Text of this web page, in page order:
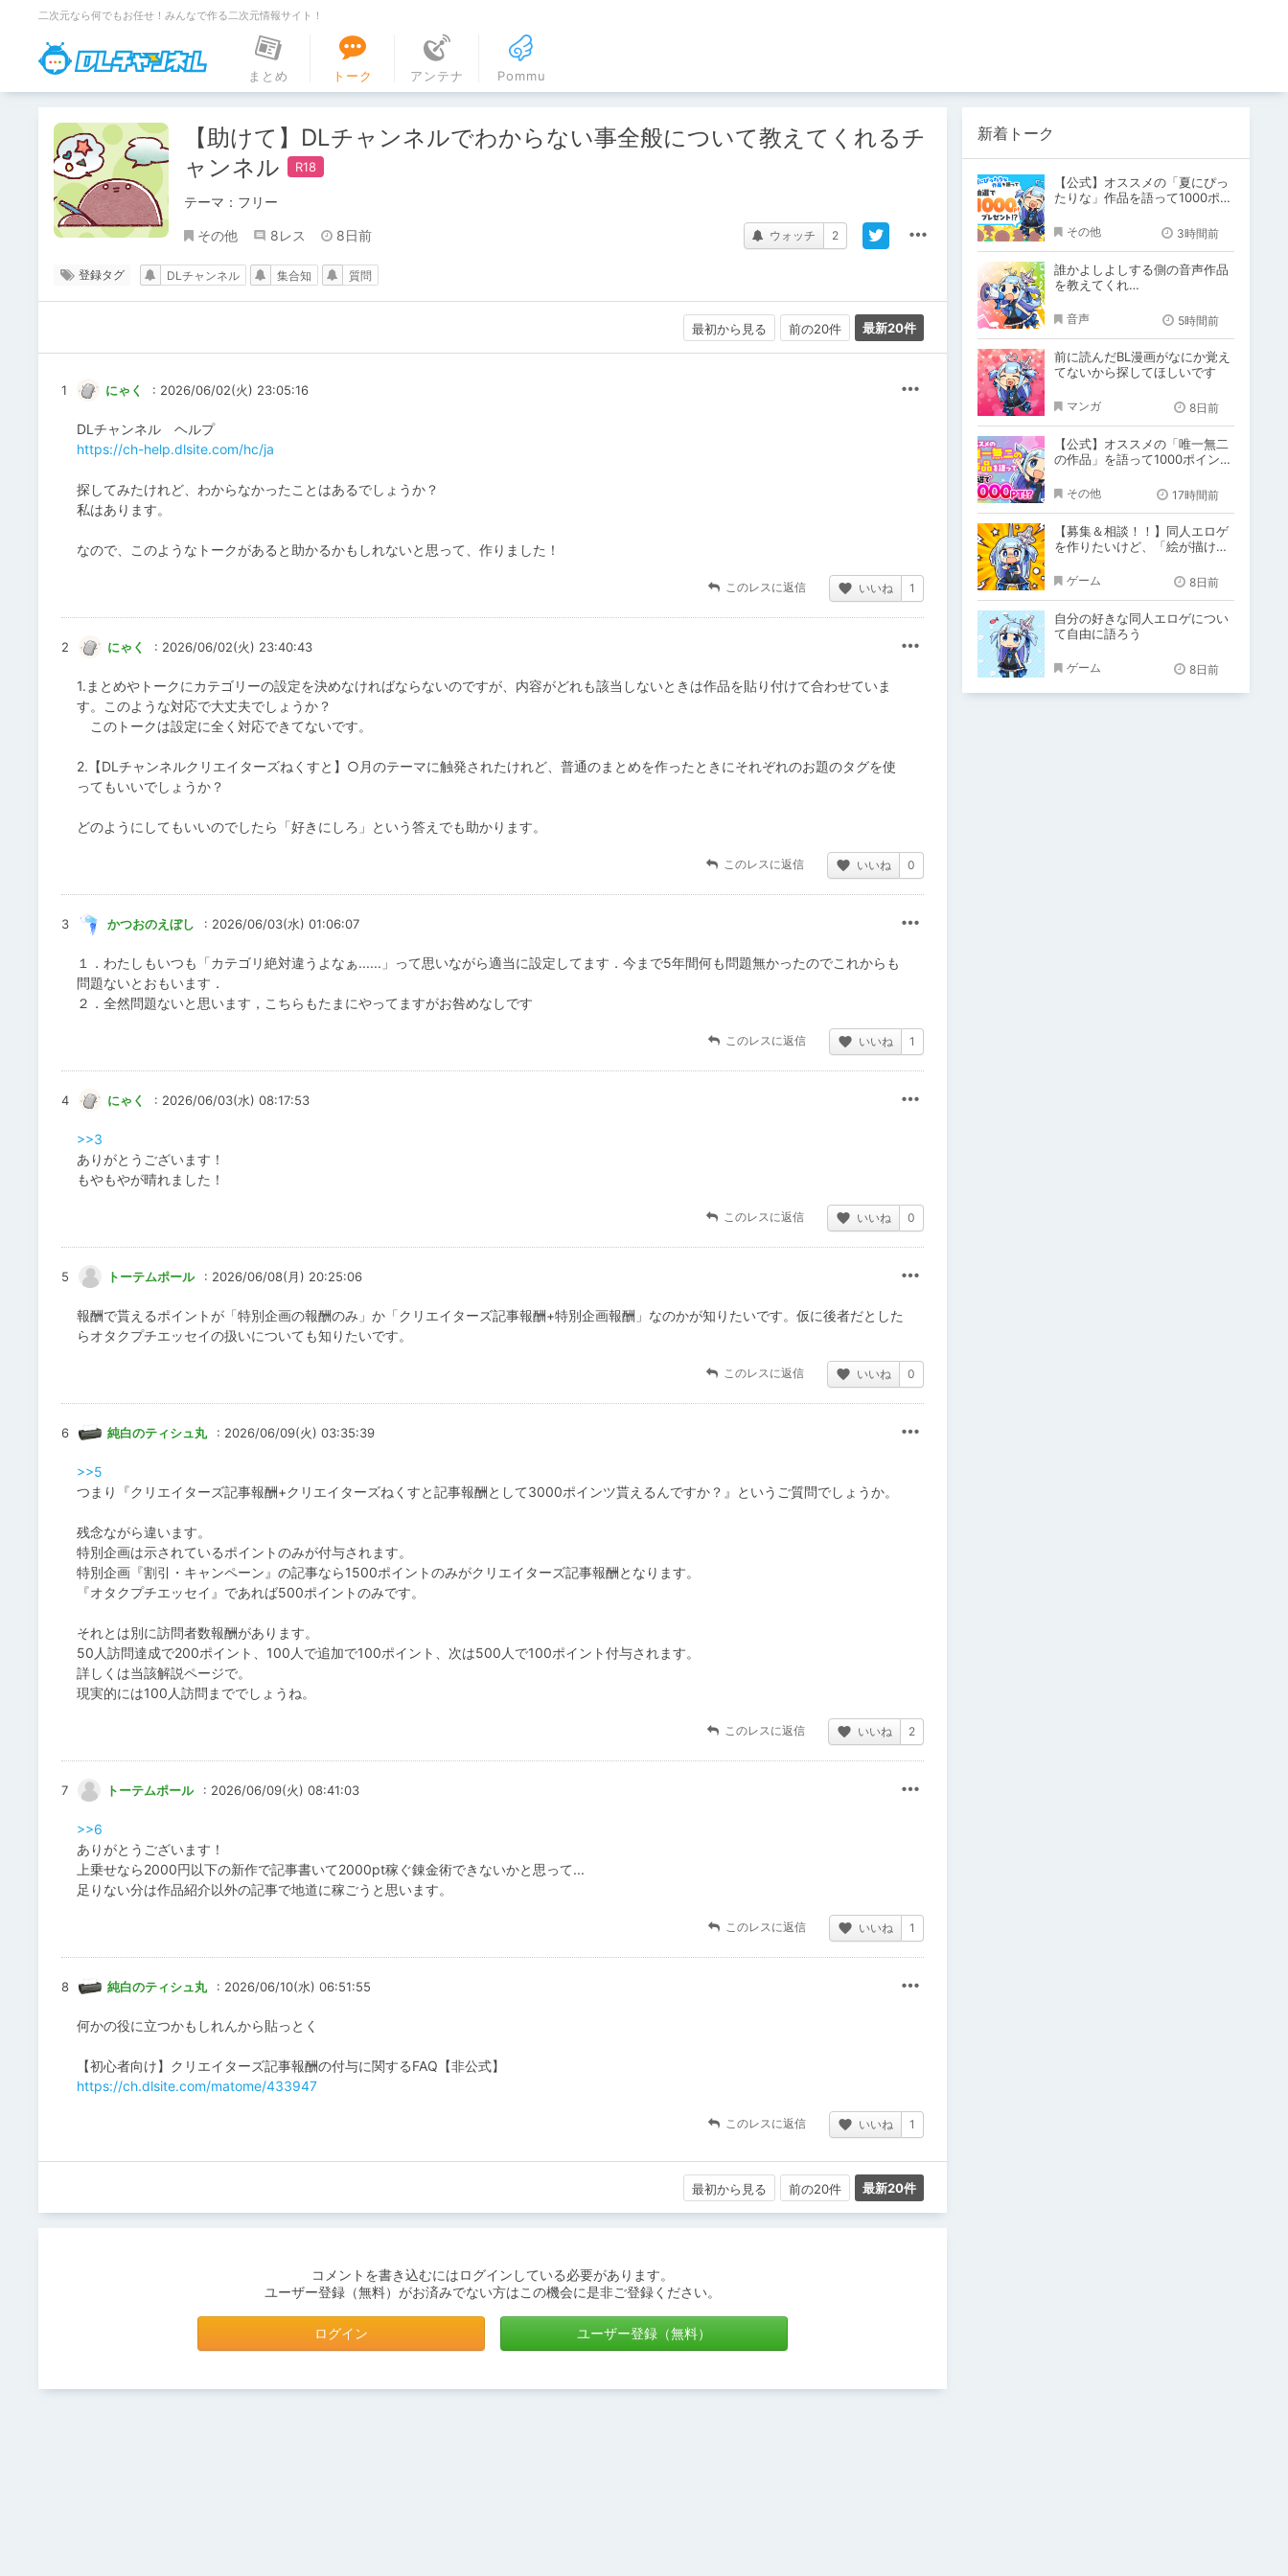
二次元なら何でもお任せ！みんなで作る二次元情報サイト！
DLチャンネル
まとめ
トーク アンテナ Pommu
【助けて】DLチャンネルでわからない事全般について教えてくれるチ
ャンネル
テーマ：フリー
その他 8レス 8日前 ウォッチ 2
登録タグ DLチャンネル 集合知 質問
最初から見る 前の20件 最新20件
1 にゃく : 2026/06/02(火) 23:05:16
DLチャンネル ヘルプ
https://ch-help.dlsite.com/hc/ja
探してみたけれど、わからなかったことはあるでしょうか？
私はあります。
なので、このようなトークがあると助かるかもしれないと思って、作りました！
このレスに返信 いいね 1
2 にゃく : 2026/06/02(火) 23:40:43
1.まとめやトークにカテゴリーの設定を決めなければならないのですが、内容がどれも該当しないときは作品を貼り付けて合わせていま
す。このような対応で大丈夫でしょうか？
このトークは設定に全く対応できてないです。
2.【DLチャンネルクリエイターズねくすと】○月のテーマに触発されたけれど、普通のまとめを作ったときにそれぞれのお題のタグを使
ってもいいでしょうか？
どのようにしてもいいのでしたら「好きにしろ」という答えでも助かります。
このレスに返信 いいね 0
3 かつおのえぼし : 2026/06/03(水) 01:06:07
１．わたしもいつも「カテゴリ絶対違うよなぁ......」って思いながら適当に設定してます．今まで5年間何も問題無かったのでこれからも
問題ないとおもいます．
２．全然問題ないと思います，こちらもたまにやってますがお咎めなしです
このレスに返信 いいね 1
4 にゃく : 2026/06/03(水) 08:17:53
>>3
ありがとうございます！
もやもやが晴れました！
このレスに返信 いいね 0
5 トーテムポール : 2026/06/08(月) 20:25:06
報酬で貰えるポイントが「特別企画の報酬のみ」か「クリエイターズ記事報酬+特別企画報酬」なのかが知りたいです。仮に後者だとした
らオタクプチエッセイの扱いについても知りたいです。
このレスに返信 いいね 0
6 純白のティシュ丸 : 2026/06/09(火) 03:35:39
>>5
つまり『クリエイターズ記事報酬+クリエイターズねくすと記事報酬として3000ポインツ貰えるんですか？』というご質問でしょうか。
残念ながら違います。
特別企画は示されているポイントのみが付与されます。
特別企画『割引・キャンペーン』の記事なら1500ポイントのみがクリエイターズ記事報酬となります。
『オタクプチエッセイ』であれば500ポイントのみです。
それとは別に訪問者数報酬があります。
50人訪問達成で200ポイント、100人で追加で100ポイント、次は500人で100ポイント付与されます。
詳しくは当該解説ページで。
現実的には100人訪問まででしょうね。
このレスに返信 いいね 2
7 トーテムポール : 2026/06/09(火) 08:41:03
>>6
ありがとうございます！
上乗せなら2000円以下の新作で記事書いて2000pt稼ぐ錬金術できないかと思って...
足りない分は作品紹介以外の記事で地道に稼ごうと思います。
このレスに返信 いいね 1
8 純白のティシュ丸 : 2026/06/10(水) 06:51:55
何かの役に立つかもしれんから貼っとく
【初心者向け】クリエイターズ記事報酬の付与に関するFAQ【非公式】
https://ch.dlsite.com/matome/433947
このレスに返信 いいね 1
最初から見る 前の20件 最新20件
コメントを書き込むにはログインしている必要があります。
ユーザー登録（無料）がお済みでない方はこの機会に是非ご登録ください。
ログイン ユーザー登録（無料）
新着トーク
【公式】オススメの「夏にぴっ
たりな」作品を語って1000ポイ
その他 3時間前
誰かよしよしする側の音声作品
を教えてくれ…
音声 5時間前
前に読んだBL漫画がなにか覚え
てないから探してほしいです
マンガ 8日前
【公式】オススメの「唯一無二
の作品」を語って1000ポイン
その他 17時間前
【募集＆相談！！】同人エロゲ
を作りたいけど、「絵が描けな
い！」
ゲーム 8日前
自分の好きな同人エロゲについ
て自由に語ろう
ゲーム 8日前